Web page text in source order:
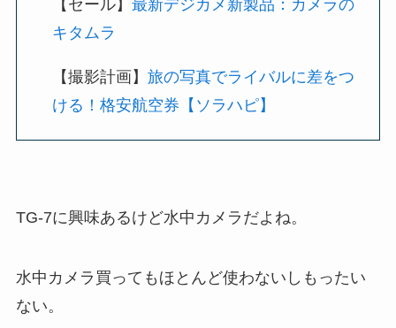
【セール】最新デジカメ新製品：カメラの
キタムラ
【撮影計画】旅の写真でライバルに差をつ
ける！格安航空券【ソラハピ】
TG-7に興味あるけど水中カメラだよね。
水中カメラ買ってもほとんど使わないしもったい
ない。